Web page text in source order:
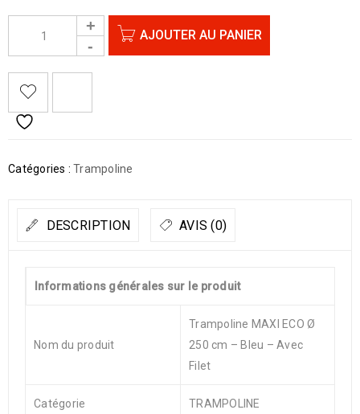
AJOUTER AU PANIER
Catégories : Trampoline
DESCRIPTION AVIS (0)
Informations générales sur le produit
Nom du produit
Trampoline MAXI ECO Ø
250 cm – Bleu – Avec
Filet
Catégorie TRAMPOLINE